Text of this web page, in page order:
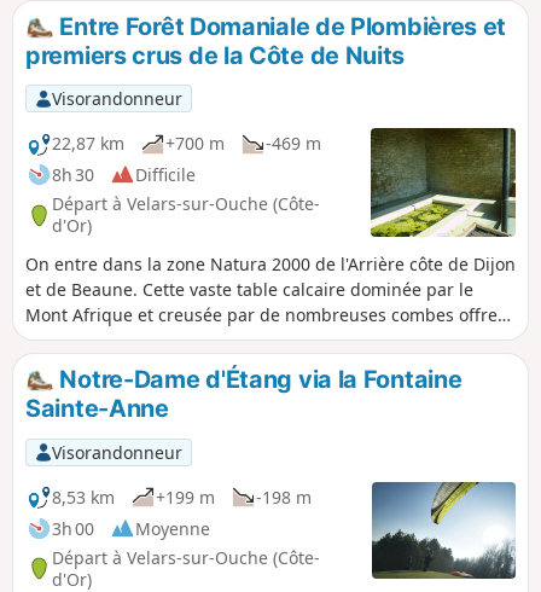
Entre Forêt Domaniale de Plombières et
premiers crus de la Côte de Nuits
Visorandonneur
22,87 km
+700 m
-469 m
8h 30
Difficile
Départ à Velars-sur-Ouche (Côte-
d'Or)
On entre dans la zone Natura 2000 de l'Arrière côte de Dijon
et de Beaune. Cette vaste table calcaire dominée par le
Mont Afrique et creusée par de nombreuses combes offre
des panoramas sur la vallée de l'Ouche, le Dijonnais, les
chaînons du Jura et le Mont Blanc. La mosaïque des climats
du vignoble de Bourgogne, inscrits au patrimoine mondial
de l'UNESCO, est clairement lisible dans le paysage.
Notre-Dame d'Étang via la Fontaine
Sainte-Anne
Visorandonneur
8,53 km
+199 m
-198 m
3h 00
Moyenne
Départ à Velars-sur-Ouche (Côte-
d'Or)